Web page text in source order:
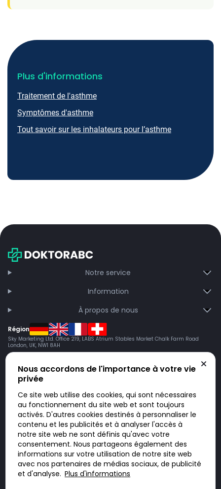
Plus d'informations
Traitement de l'asthme
Symptômes d'asthme
Tout savoir sur les inhalateurs pour l’asthme
Notre service
Information
À propos de nous
Région
Sky Marketing Ltd. Office 219, LABS Atrium Stables Market Chalk Farm Road
London, UK, NW1 8AH
Doktorabc.com est une plateforme de mise en relation et n’est pas une
pharmacie en ligne. Nous ne vendons ni ne livrons de médicaments ou
autres produits. Les informations sur les produits, médicaments et prix
n’ont pas valeur d’offre. Vous êtes responsable du respect des lois en
vigueur dans votre pays. L’utilisation du site se fait à vos risques et sous
votre responsabilité. Vous visitez et utilisez ce site de votre propre
initiative.
Nous accordons de l'importance à votre vie
privée
Ce site web utilise des cookies, qui sont nécessaires
au fonctionnement du site web et sont toujours
activés. D'autres cookies destinés à personnaliser le
contenu et les publicités et à analyser l'accès à
notre site web ne sont définis qu'avec votre
consentement. Nous partageons également des
informations sur votre utilisation de notre site web
avec nos partenaires de médias sociaux, de publicité
et d'analyse. Plus d'informations